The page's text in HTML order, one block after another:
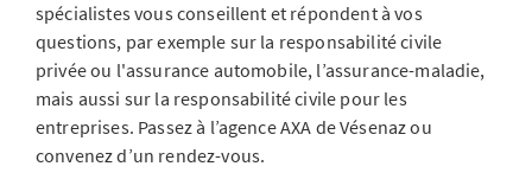
spécialistes vous conseillent et répondent à vos
questions, par exemple sur la responsabilité civile
privée ou l'assurance automobile, l’assurance-maladie,
mais aussi sur la responsabilité civile pour les
entreprises. Passez à l’agence AXA de Vésenaz ou
convenez d’un rendez-vous.